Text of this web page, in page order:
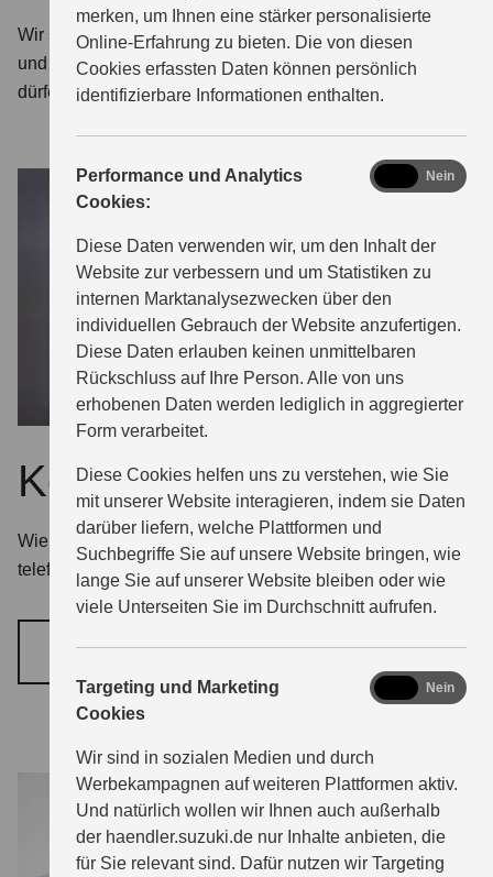
merken, um Ihnen eine stärker personalisierte
Online-Erfahrung zu bieten. Die von diesen
Cookies erfassten Daten können persönlich
identifizierbare Informationen enthalten.
Performance und Analytics
Cookies:
Diese Daten verwenden wir, um den Inhalt der
Website zur verbessern und um Statistiken zu
internen Marktanalysezwecken über den
individuellen Gebrauch der Website anzufertigen.
Diese Daten erlauben keinen unmittelbaren
Rückschluss auf Ihre Person. Alle von uns
erhobenen Daten werden lediglich in aggregierter
Form verarbeitet.
Diese Cookies helfen uns zu verstehen, wie Sie
mit unserer Website interagieren, indem sie Daten
darüber liefern, welche Plattformen und
Suchbegriffe Sie auf unsere Website bringen, wie
lange Sie auf unserer Website bleiben oder wie
viele Unterseiten Sie im Durchschnitt aufrufen.
analyticsNein
Targeting und Marketing
Cookies
Wir sind in sozialen Medien und durch
Werbekampagnen auf weiteren Plattformen aktiv.
Und natürlich wollen wir Ihnen auch außerhalb
der haendler.suzuki.de nur Inhalte anbieten, die
für Sie relevant sind. Dafür nutzen wir Targeting
marketing
Nein
Wir sind persönlich für Sie da. Unsere Mitarbeiterinnen
und Mitarbeiter freuen sich darauf, Ihnen weiterhelfen zu
dürfen.
Kontakt & Anfahrt
Wie Sie uns auf dem schnellstem Weg erreichen – digital,
telefonisch oder direkt mit Ihrem Suzuki.
KONTAKT & ANFAHRT